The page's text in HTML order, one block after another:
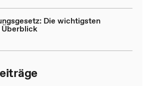
Die wichtigsten
Überblick